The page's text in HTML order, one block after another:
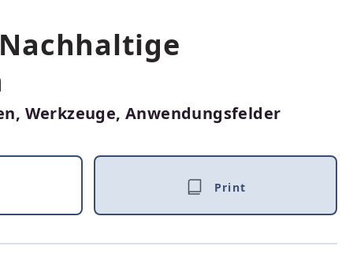
Werkzeuge, Anwendungsfelder
Print